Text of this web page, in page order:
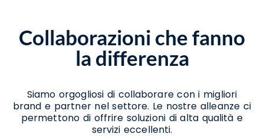
Noleggio Stampanti San Giuseppe
Vesuviano
Noleggio Stampanti Termiche San
Giuseppe Vesuviano
Vesuviano
Vendita Stampanti Termiche San Giuseppe
Vesuviano
Collaborazioni che fanno
la differenza
Siamo orgogliosi di collaborare con i migliori
brand e partner nel settore. Le nostre alleanze ci
permettono di offrire soluzioni di alta qualità e
servizi eccellenti.